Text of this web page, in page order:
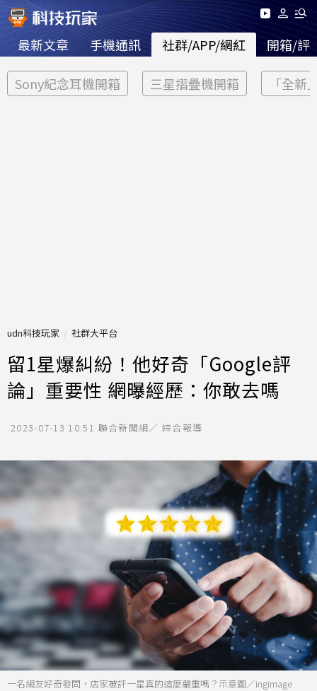
最新文章 手機通訊 社群/APP/網紅 開箱/評
Sony紀念耳機開箱 三星摺疊機開箱 「全新
udn科技玩家 社群大平台
留1星爆糾紛！他好奇「Google評
論」重要性 網曝經歷：你敢去嗎
2023-07-13 10:51 聯合新聞網／ 綜合報導
一名網友好奇發問，店家被評一星真的這麼嚴重嗎？示意圖／ingimage